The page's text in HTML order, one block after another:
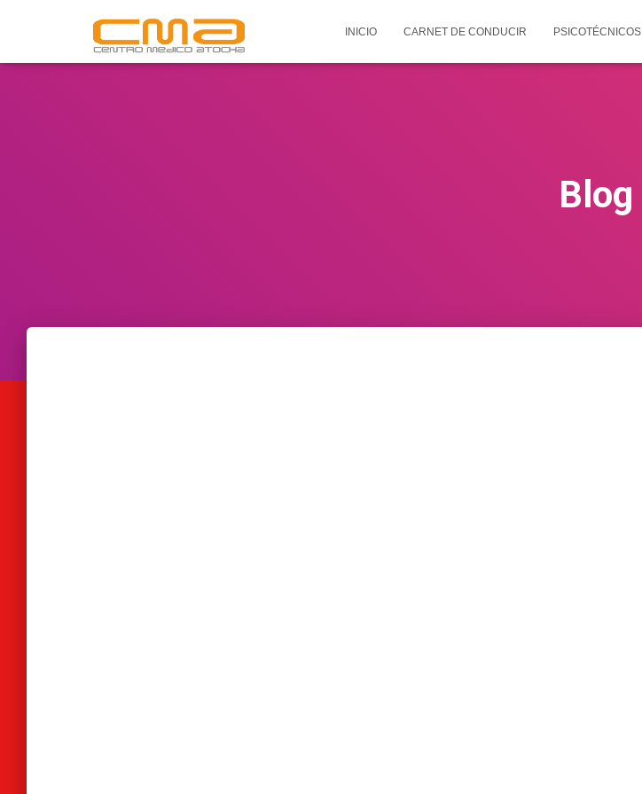
INICIO CARNET DE CONDUCIR PSICOTÉCNICOS
Blog